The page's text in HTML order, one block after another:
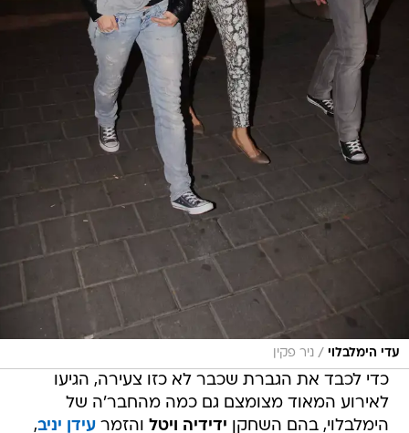
עדי הימלבלוי / ניר פקין
כדי לכבד את הגברת שכבר לא כזו צעירה, הגיעו
לאירוע המאוד מצומצם גם כמה מהחבר'ה של
הימלבלוי, בהם השחקן ידידיה ויטל והזמרעידן יניב,